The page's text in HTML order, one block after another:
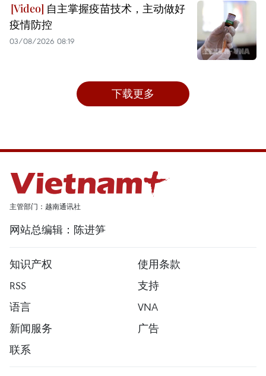
自主掌握疫苗技术，主动做好
疫情防控
03/08/2026 08:19
下载更多
主管部门：越南通讯社
网站总编辑：陈进笋
知识产权
使用条款
RSS
支持
语言
VNA
新闻服务
广告
联系